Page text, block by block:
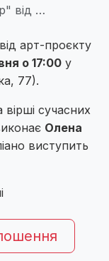
від …
арт-проєкту
о 17:00 у
77).
сучасних
Олена
виступить